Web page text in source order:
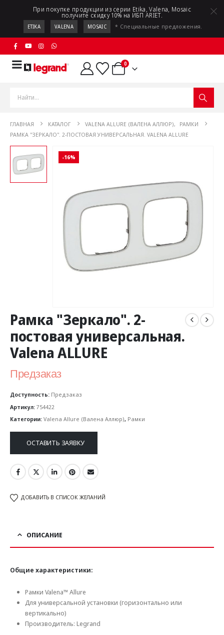
При покупке продукции из серии Etika, Valena, Mosaic
получите скидку 10% на ИБП ARIET.
ETIKA VALENA MOSAIC * Специальные предложения.
0
ГЛАВНАЯ КАТАЛОГ VALENA ALLURE (ВАЛЕНА АЛЛЮР),
РАМКИ
РАМКА "ЗЕРКАЛО". 2-ПОСТОВАЯ УНИВЕРСАЛЬНАЯ. VALENA ALLURE
-16%
Рамка "Зеркало". 2-
постовая универсальная.
Valena ALLURE
Предзаказ
Доступность: Предзаказ
Артикул: 754422
Категории: Valena Allure (Валена Аллюр), Рамки
ОСТАВИТЬ ЗАЯВКУ
ДОБАВИТЬ В СПИСОК ЖЕЛАНИЙ
ОПИСАНИЕ
Общие характеристики:
Рамки Valena™ Allure
Для универсальной установки (горизонтально или
вертикально)
Производитель: Legrand